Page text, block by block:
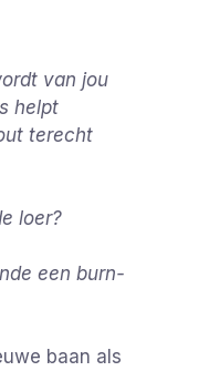
van jou
helpt
terecht
loer?
een burn-
baan als